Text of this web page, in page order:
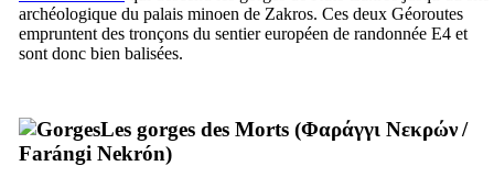
archéologique du palais minoen de Zakros. Ces deux Géoroutes
empruntent des tronçons du sentier européen de randonnée E4 et
sont donc bien balisées.
Les gorges des Morts (Φαράγγι Νεκρών/
Farángi Nekrón)